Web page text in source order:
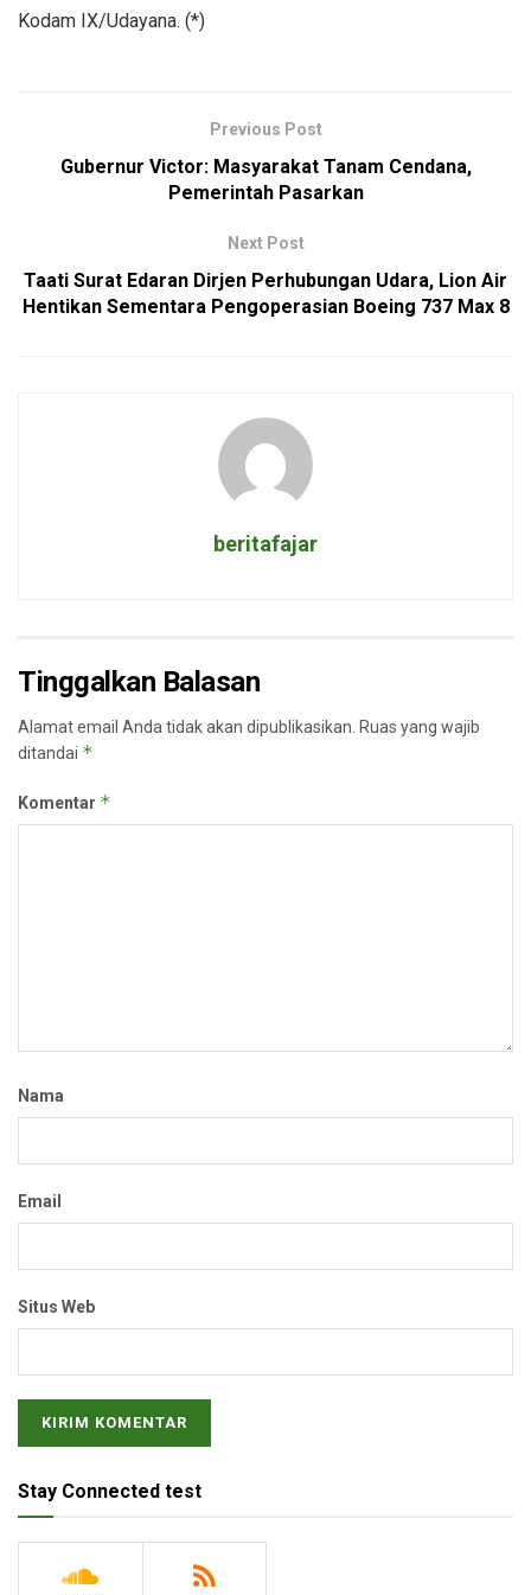
Kodam IX/Udayana. (*)
Previous Post
Gubernur Victor: Masyarakat Tanam Cendana,
Pemerintah Pasarkan
Next Post
Taati Surat Edaran Dirjen Perhubungan Udara, Lion Air
Hentikan Sementara Pengoperasian Boeing 737 Max 8
beritafajar
Tinggalkan Balasan
Alamat email Anda tidak akan dipublikasikan. Ruas yang wajib
ditandai *
Komentar *
Nama
Email
Situs Web
Stay Connected test